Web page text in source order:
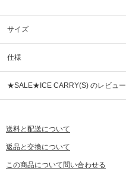
サイズ
仕様
★SALE★ICE CARRY(S) のレビュー
送料と配送について
返品と交換について
この商品について問い合わせる